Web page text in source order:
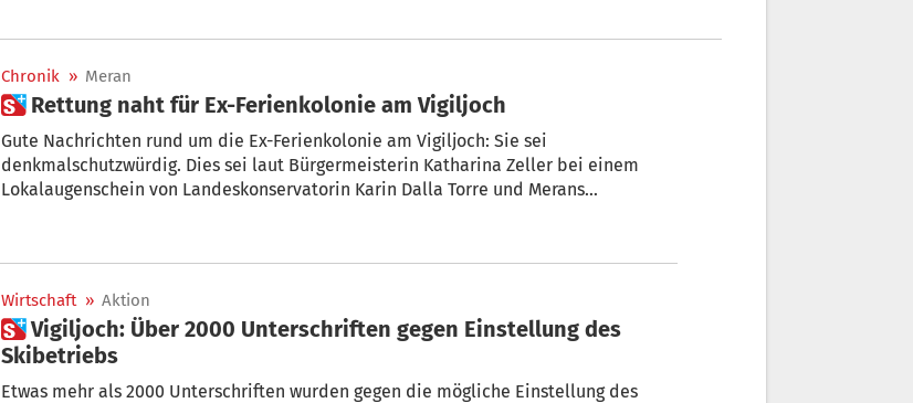
Chronik » Meran
 Rettung naht für Ex-Ferienkolonie am Vigiljoch
Gute Nachrichten rund um die Ex-Ferienkolonie am Vigiljoch: Sie sei
denkmalschutzwürdig. Dies sei laut Bürgermeisterin Katharina Zeller bei einem
Lokalaugenschein von Landeskonservatorin Karin Dalla Torre und Merans
Wirtschaft » Aktion
 Vigiljoch: Über 2000 Unterschriften gegen Einstellung des
Skibetriebs
Etwas mehr als 2000 Unterschriften wurden gegen die mögliche Einstellung des